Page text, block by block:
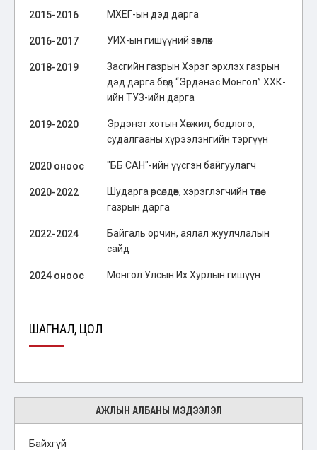
2015-2016 МХЕГ-ын дэд дарга
2016-2017 УИХ-ын гишүүний зөвлөх
2018-2019
Засгийн газрын Хэрэг эрхлэх газрын
дэд дарга бөгөөд “Эрдэнэс Монгол” ХХК-
ийн ТУЗ-ийн дарга
2019-2020
Эрдэнэт хотын Хөгжил, бодлого,
судалгааны хүрээлэнгийн тэргүүн
2020 оноос "ББ САН"-ийн үүсгэн байгуулагч
2020-2022
Шударга өрсөлдөөн, хэрэглэгчийн төлөө
газрын дарга
2022-2024
Байгаль орчин, аялал жуулчлалын
сайд
2024 оноос Монгол Улсын Их Хурлын гишүүн
ШАГНАЛ, ЦОЛ
АЖЛЫН АЛБАНЫ МЭДЭЭЛЭЛ
Байхгүй